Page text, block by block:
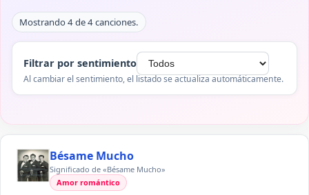
Mostrando 4 de 4 canciones.
Filtrar por sentimiento
Al cambiar el sentimiento, el listado se actualiza automáticamente.
Bésame Mucho
Significado de «Bésame Mucho»
Amor romántico